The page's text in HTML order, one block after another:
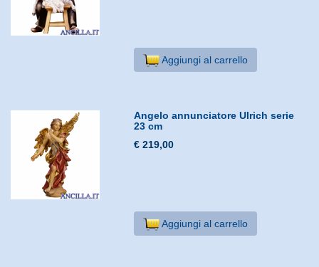
Aggiungi al carrello
Angelo annunciatore Ulrich serie
23 cm
€ 219,00
Aggiungi al carrello